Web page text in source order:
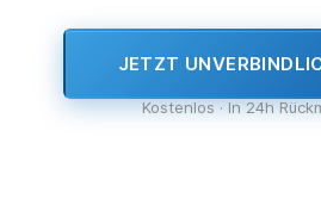
JETZT
Kostenlos · In 24h